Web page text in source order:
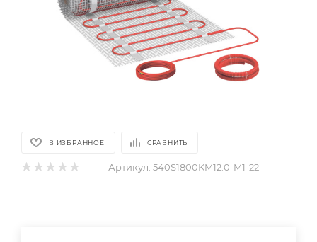
В ИЗБРАННОЕ СРАВНИТЬ
Артикул: 540S1800KM12.0-M1-22